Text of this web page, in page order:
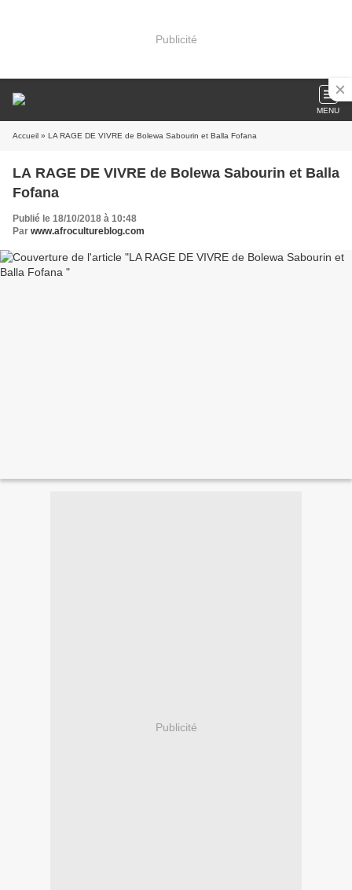
Publicité
MENU
Accueil » LA RAGE DE VIVRE de Bolewa Sabourin et Balla Fofana
LA RAGE DE VIVRE de Bolewa Sabourin et Balla
Fofana
Publié le 18/10/2018 à 10:48
Par www.afrocultureblog.com
Publicité